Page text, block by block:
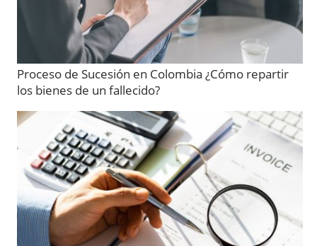
Proceso de Sucesión en Colombia ¿Cómo repartir
los bienes de un fallecido?